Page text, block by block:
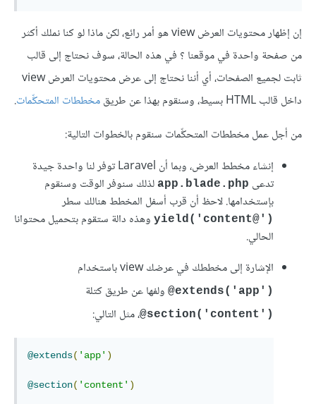
إن إظهار محتويات العرض view هو أمر رائع، لكن ماذا لو كنا نملك أكثر
من صفحة واحدة في موقعنا ؟ في هذه الحالة، سوف نحتاج إلى قالب
ثابت لجميع الصفحات، أي أننا نحتاج إلى عرض محتويات العرض view
داخل قالب HTML بسيط، وسنقوم بهذا عن طريق
مخططات المتحكِّمات.
من أجل عمل مخططات المتحكِّمات سنقوم بالخطوات التالية:
إنشاء مخطط العرض، وبما أن Laravel توفر لنا واحدة جيدة
تدعى app.blade.php لذلك سنوفر الوقت وسنقوم
بإستخدامها. لاحظ أن قرب أسفل المخطط هنالك سطر
('
@yield('content
وهذه دالة ستقوم بتحميل محتوانا
الحالي.
الإشارة إلى مخططك في عرضك view باستخدام
('
extends('app@ ولفها عن طريق كتلة
('
section('content@ ، مثل التالي:
@extends( 'app' )
@section( 'content' )